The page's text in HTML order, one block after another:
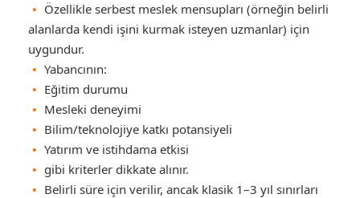
Özellikle serbest meslek mensupları (örneğin belirli
alanlarda kendi işini kurmak isteyen uzmanlar) için
uygundur.
Yabancının:
Eğitim durumu
Mesleki deneyimi
Bilim/teknolojiye katkı potansiyeli
Yatırım ve istihdama etkisi
gibi kriterler dikkate alınır.
Belirli süre için verilir, ancak klasik 1–3 yıl sınırları